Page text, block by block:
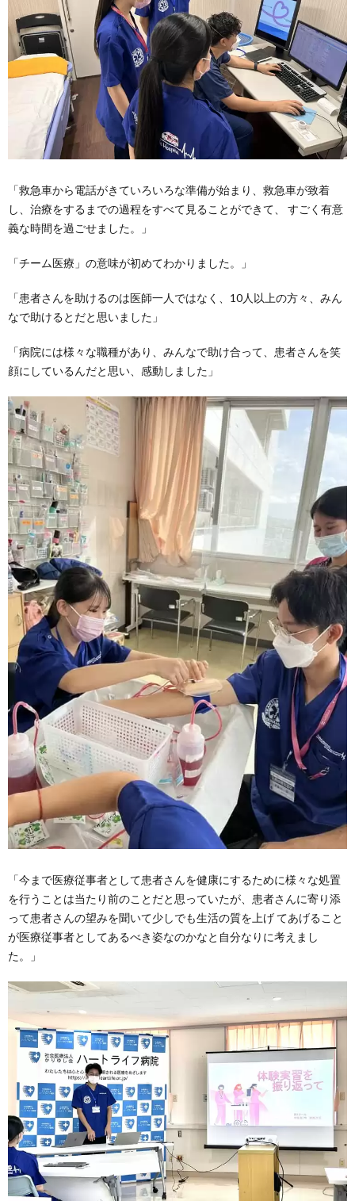
「救急車から電話がきていろいろな準備が始まり、救急車が致着
し、治療をするまでの過程をすべて見ることができて、 すごく有意
義な時間を過ごせました。」
「チーム医療」の意味が初めてわかりました。 」
「患者さんを助けるのは医師一人ではなく、10人以上の方々、みん
なで助けるとだと思いました」
「病院には様々な職種があり、みんなで助け合って、患者さんを笑
顔にしているんだと思い、感動しました」
「今まで医療従事者として患者さんを健康にするために様々な処置
を行うことは当たり前のことだと思っていたが、患者さんに寄り添
って患者さんの望みを聞いて少しでも生活の質を上げ てあげること
が医療従事者としてあるべき姿なのかなと自分なりに考えまし
た。
」